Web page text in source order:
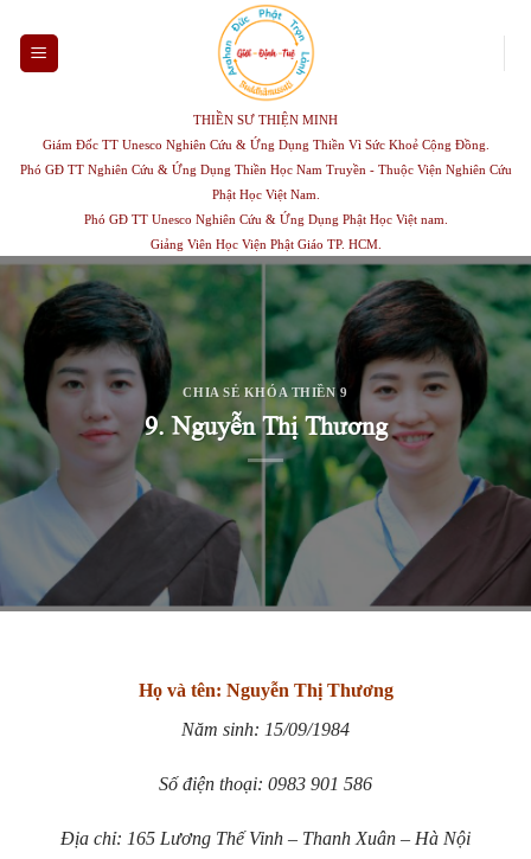
content
THIỀN SƯ THIỆN MINH
Giám Đốc TT Unesco Nghiên Cứu & Ứng Dụng Thiền Vì Sức Khoẻ Cộng Đồng.
Phó GĐ TT Nghiên Cứu & Ứng Dụng Thiền Học Nam Truyền - Thuộc Viện Nghiên Cứu
Phật Học Việt Nam.
Phó GĐ TT Unesco Nghiên Cứu & Ứng Dụng Phật Học Việt nam.
Giảng Viên Học Viện Phật Giáo TP. HCM.
CHIA SẺ KHÓA THIỀN 9
9. Nguyễn Thị Thương
Họ và tên: Nguyễn Thị Thương
Năm sinh: 15/09/1984
Số điện thoại: 0983 901 586
Địa chỉ: 165 Lương Thế Vinh – Thanh Xuân – Hà Nội